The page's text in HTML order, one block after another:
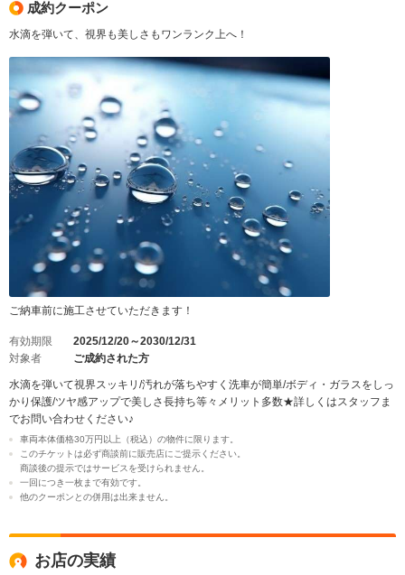
成約クーポン
水滴を弾いて、視界も美しさもワンランク上へ！
ご納車前に施工させていただきます！
有効期限
2025/12/20～2030/12/31
対象者
ご成約された方
水滴を弾いて視界スッキリ/汚れが落ちやすく洗車が簡単/ボディ・ガラスをしっ
かり保護/ツヤ感アップで美しさ長持ち等々メリット多数★詳しくはスタッフま
でお問い合わせください♪
車両本体価格30万円以上（税込）の物件に限ります。
このチケットは必ず商談前に販売店にご提示ください。
商談後の提示ではサービスを受けられません。
一回につき一枚まで有効です。
他のクーポンとの併用は出来ません。
お店の実績